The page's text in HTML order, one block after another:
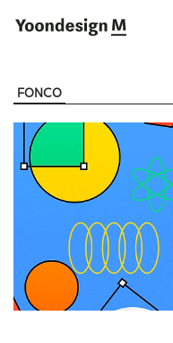
Yoondesign
FONCO